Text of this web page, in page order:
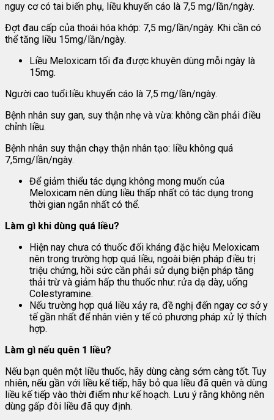
nguy cơ có tai biến phụ, liều khuyến cáo là 7,5 mg/lần/ngày.
Đợt đau cấp của thoái hóa khớp: 7,5 mg/lần/ngày. Khi cần có
thể tăng liều 15mg/lần/ngày.
Liều Meloxicam tối đa được khuyên dùng mỗi ngày là
15mg.
Người cao tuổi:liều khuyến cáo là 7,5 mg/lần/ngày.
Bệnh nhân suy gan, suy thận nhẹ và vừa: không cần phải điều
chỉnh liều.
Bệnh nhân suy thận chạy thận nhân tạo: liều không quá
7,5mg/lần/ngày.
Để giảm thiểu tác dụng không mong muốn của
Meloxicam nên dùng liều thấp nhất có tác dụng trong
thời gian ngắn nhất có thể.
Làm gì khi dùng quá liều?
Hiện nay chưa có thuốc đối kháng đặc hiệu Meloxicam
nên trong trường hợp quá liều, ngoài biện pháp điều trị
triệu chứng, hồi sức cần phải sử dụng biện pháp tăng
thải trừ và giảm hấp thu thuốc như: rửa dạ dày, uống
Colestyramine.
Nếu trường hợp quá liều xảy ra, đề nghị đến ngay cơ sở y
tế gần nhất để nhân viên y tế có phương pháp xử lý thích
hợp.
Làm gì nếu quên 1 liều?
Nếu bạn quên một liều thuốc, hãy dùng càng sớm càng tốt. Tuy
nhiên, nếu gần với liều kế tiếp, hãy bỏ qua liều đã quên và dùng
liều kế tiếp vào thời điểm như kế hoạch. Lưu ý rằng không nên
dùng gấp đôi liều đã quy định.